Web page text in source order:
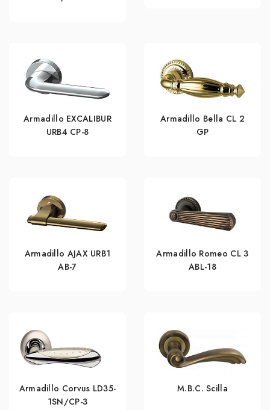
Armadillo EXCALIBUR
URB4 СР-8
Armadillo Bella CL 2
GP
Armadillo AJAX URB1
АВ-7
Armadillo Romeo CL 3
ABL-18
Armadillo Corvus LD35-
1SN/CP-3
M.B.C. Scilla